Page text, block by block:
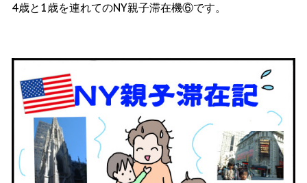
4歳と1歳を連れてのNY親子滞在機⑥です。